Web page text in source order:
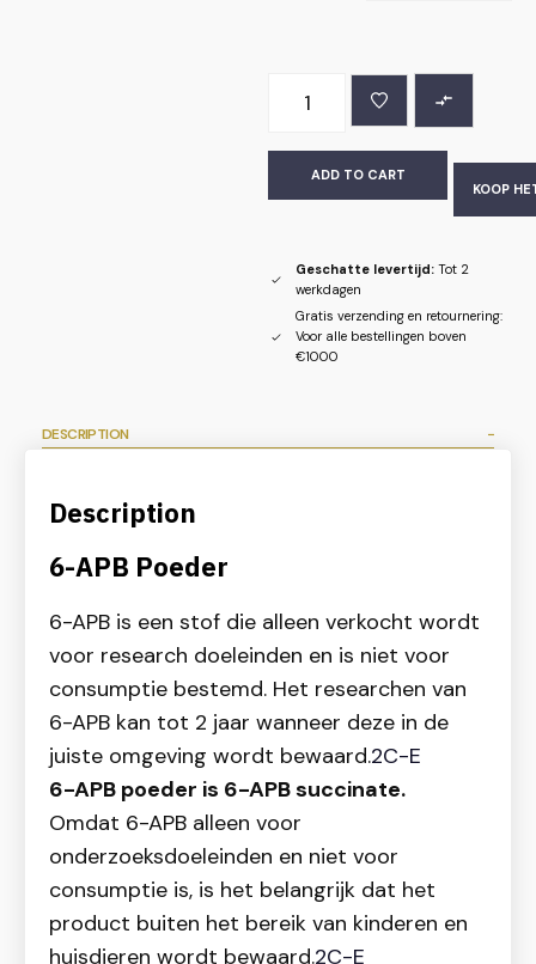
ADD TO CART
KOOP
Geschatte levertijd:Tot 2
werkdagen
Gratis verzending en retournering:
Voor alle bestellingen boven
€1000
DESCRIPTION
Description
6-APB Poeder
6-APB is een stof die alleen verkocht wordt
voor research doeleinden en is niet voor
consumptie bestemd. Het researchen van
6-APB kan tot 2 jaar wanneer deze in de
juiste omgeving wordt bewaard.2C-E
6-APB poeder is 6-APB succinate.
Omdat 6-APB alleen voor
onderzoeksdoeleinden en niet voor
consumptie is, is het belangrijk dat het
product buiten het bereik van kinderen en
huisdieren wordt bewaard.2C-E